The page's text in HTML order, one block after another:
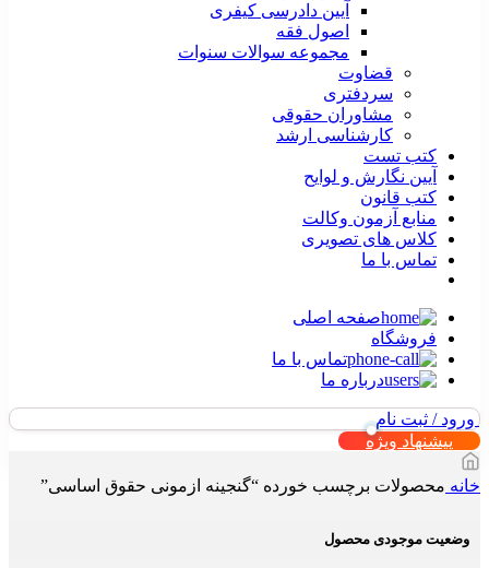
آیین دادرسی کیفری
اصول فقه
مجموعه سوالات سنوات
قضاوت
سردفتری
مشاوران حقوقی
کارشناسی ارشد
کتب تست
آیین نگارش و لوایح
کتب قانون
منابع آزمون وکالت
کلاس های تصویری
تماس با ما
صفحه اصلی
فروشگاه
تماس با ما
درباره ما
ورود / ثبت نام
پیشنهاد ویژه
خانه محصولات برچسب خورده “گنجینه ازمونی حقوق اساسی”
وضعیت موجودی محصول